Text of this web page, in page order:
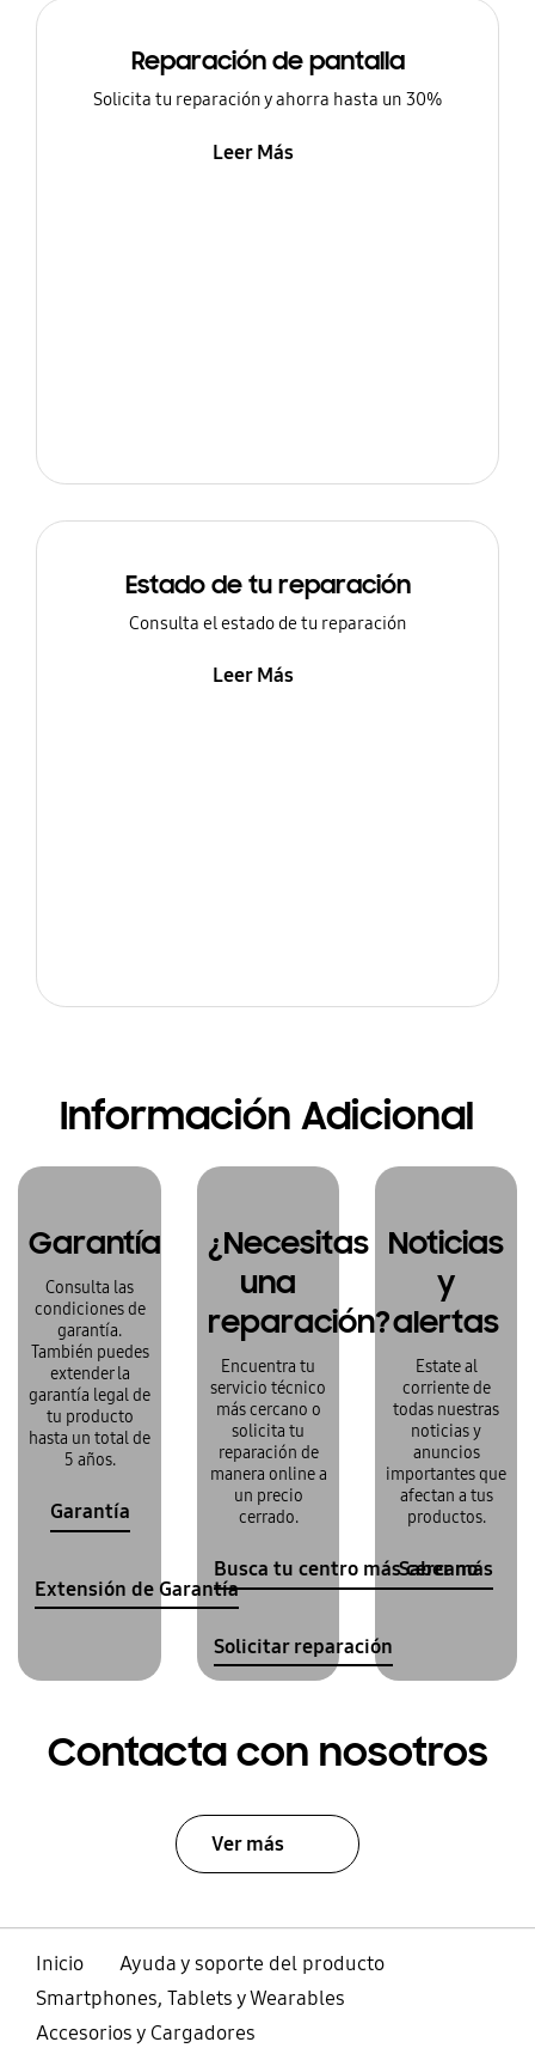
Reparación de pantalla
Solicita tu reparación y ahorra hasta un 30%
Leer Más
Estado de tu reparación
Consulta el estado de tu reparación
Leer Más
Información Adicional
Garantía
Consulta las
condiciones de
garantía.
También puedes
extender la
garantía legal de
tu producto
hasta un total de
5 años.
Garantía
Extensión de Garantía
¿Necesitas
una
reparación?
Encuentra tu
servicio técnico
más cercano o
solicita tu
reparación de
manera online a
un precio
cerrado.
Busca tu centro más cercano
Solicitar reparación
Noticias
y
alertas
Estate al
corriente de
todas nuestras
noticias y
anuncios
importantes que
afectan a tus
productos.
Saber más
Contacta con nosotros
Ver más
Inicio
Ayuda y soporte del producto
Smartphones, Tablets y Wearables
Accesorios y Cargadores